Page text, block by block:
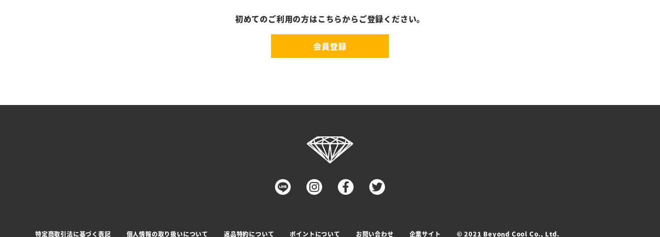
初めてのご利用の方はこちらからご登録ください。
会員登録
特定商取引法に基づく表記 個人情報の取り扱いについて 返品特約について ポイントについて お問い合わせ 企業サイト © 2021 Beyond Cool Co., Ltd.